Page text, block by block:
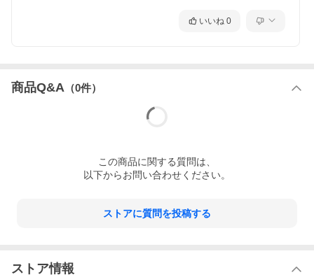
いいね 0
商品Q&A （0件）
この商品に関する質問は、
以下からお問い合わせください。
ストアに質問を投稿する
ストア情報